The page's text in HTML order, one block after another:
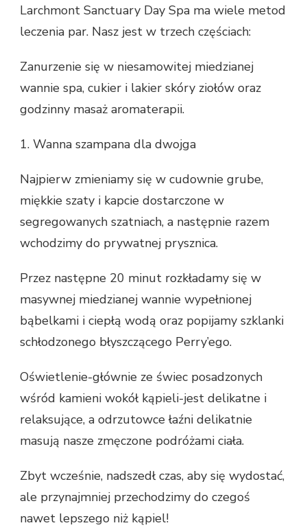
Larchmont Sanctuary Day Spa ma wiele metod
leczenia par. Nasz jest w trzech częściach:
Zanurzenie się w niesamowitej miedzianej
wannie spa, cukier i lakier skóry ziołów oraz
godzinny masaż aromaterapii.
1. Wanna szampana dla dwojga
Najpierw zmieniamy się w cudownie grube,
miękkie szaty i kapcie dostarczone w
segregowanych szatniach, a następnie razem
wchodzimy do prywatnej prysznica.
Przez następne 20 minut rozkładamy się w
masywnej miedzianej wannie wypełnionej
bąbelkami i ciepłą wodą oraz popijamy szklanki
schłodzonego błyszczącego Perry’ego.
Oświetlenie-głównie ze świec posadzonych
wśród kamieni wokół kąpieli-jest delikatne i
relaksujące, a odrzutowce łaźni delikatnie
masują nasze zmęczone podróżami ciała.
Zbyt wcześnie, nadszedł czas, aby się wydostać,
ale przynajmniej przechodzimy do czegoś
nawet lepszego niż kąpiel!